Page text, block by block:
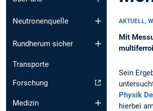
Neutronenquelle
Rundherum sicher
Transporte
Forschung
Medizin
AKTUELL,
Mit
Sein
Physik
hierbei